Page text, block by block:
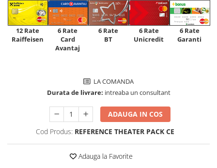
12 Rate
Raiffeisen
6 Rate
Card
Avantaj
6 Rate
BT
6 Rate
Unicredit
6 Rate
Garanti
LA COMANDA
Durata de livrare: intreaba un consultant
ADAUGA IN COS
Cod Produs: REFERENCE THEATER PACK CE
Adauga la Favorite